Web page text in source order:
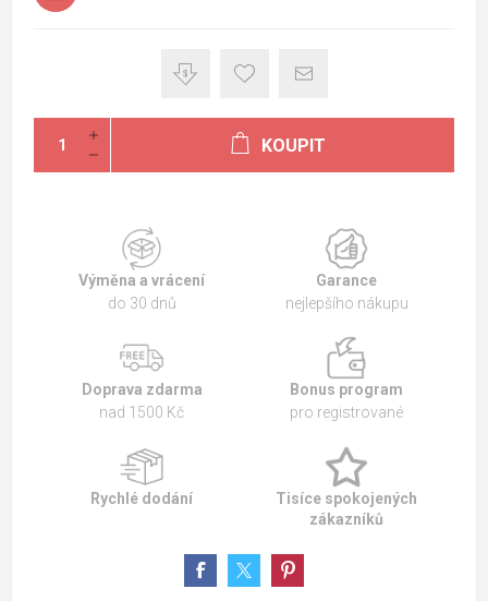
KOUPIT
Výměna a vrácení
do 30 dnů
Garance
nejlepšího nákupu
Doprava zdarma
nad 1500 Kč
Bonus program
pro registrované
Rychlé dodání
Tisíce spokojených
zákazníků